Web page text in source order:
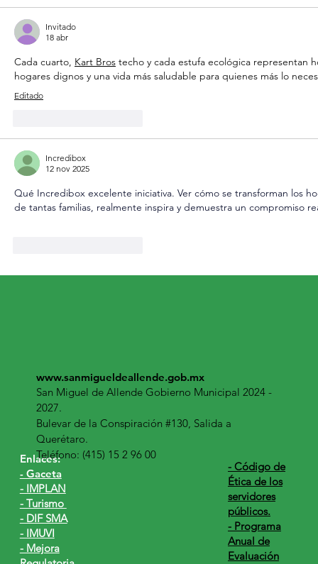
Invitado
18 abr
Cada cuarto, Kart Bros techo y cada estufa ecológica representan
hogares dignos y una vida más saludable para quienes más lo
Editado
Incredibox
12 nov 2025
Qué Incredibox excelente iniciativa. Ver cómo se transforman los
de tantas familias, realmente inspira y demuestra un compromiso
Enlaces:
- Gaceta
- IMPLAN
- Turismo
- DIF SMA
- IMUVI
- Mejora
www.sanmigueldeallende.gob.mx
San Miguel de Allende Gobierno Municipal 2024 -
2027.
Bulevar de la Conspiración #130, Salida a
Querétaro.
Teléfono: (415) 15 2 96 00
​- Código de
Ética de los
servidores
públicos.
- Programa
Anual de
Evaluación